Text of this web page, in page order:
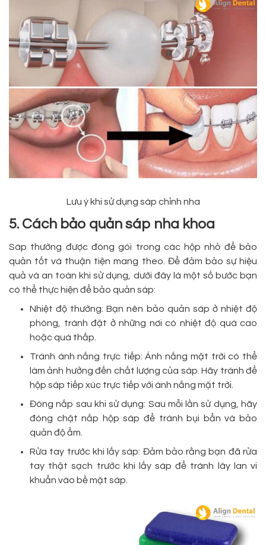
Lưu ý khi sử dụng sáp chỉnh nha
5. Cách bảo quản sáp nha khoa
Sáp thường được đóng gói trong các hộp nhỏ để bảo
quản tốt và thuận tiện mang theo. Để đảm bảo sự hiệu
quả và an toàn khi sử dụng, dưới đây là một số bước bạn
có thể thực hiện để bảo quản sáp:
Nhiệt độ thường: Bạn nên bảo quản sáp ở nhiệt độ
phòng, tránh đặt ở những nơi có nhiệt độ quá cao
hoặc quá thấp.
Tránh ánh nắng trực tiếp: Ánh nắng mặt trời có thể
làm ảnh hưởng đến chất lượng của sáp. Hãy tránh để
hộp sáp tiếp xúc trực tiếp với ánh nắng mặt trời.
Đóng nắp sau khi sử dụng: Sau mỗi lần sử dụng, hãy
đóng chặt nắp hộp sáp để tránh bụi bẩn và bảo
quản độ ẩm.
Rửa tay trước khi lấy sáp: Đảm bảo rằng bạn đã rửa
tay thật sạch trước khi lấy sáp để tránh lây lan vi
khuẩn vào bề mặt sáp.